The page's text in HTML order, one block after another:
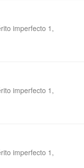
imperfecto 1,
imperfecto 1,
imperfecto 1,